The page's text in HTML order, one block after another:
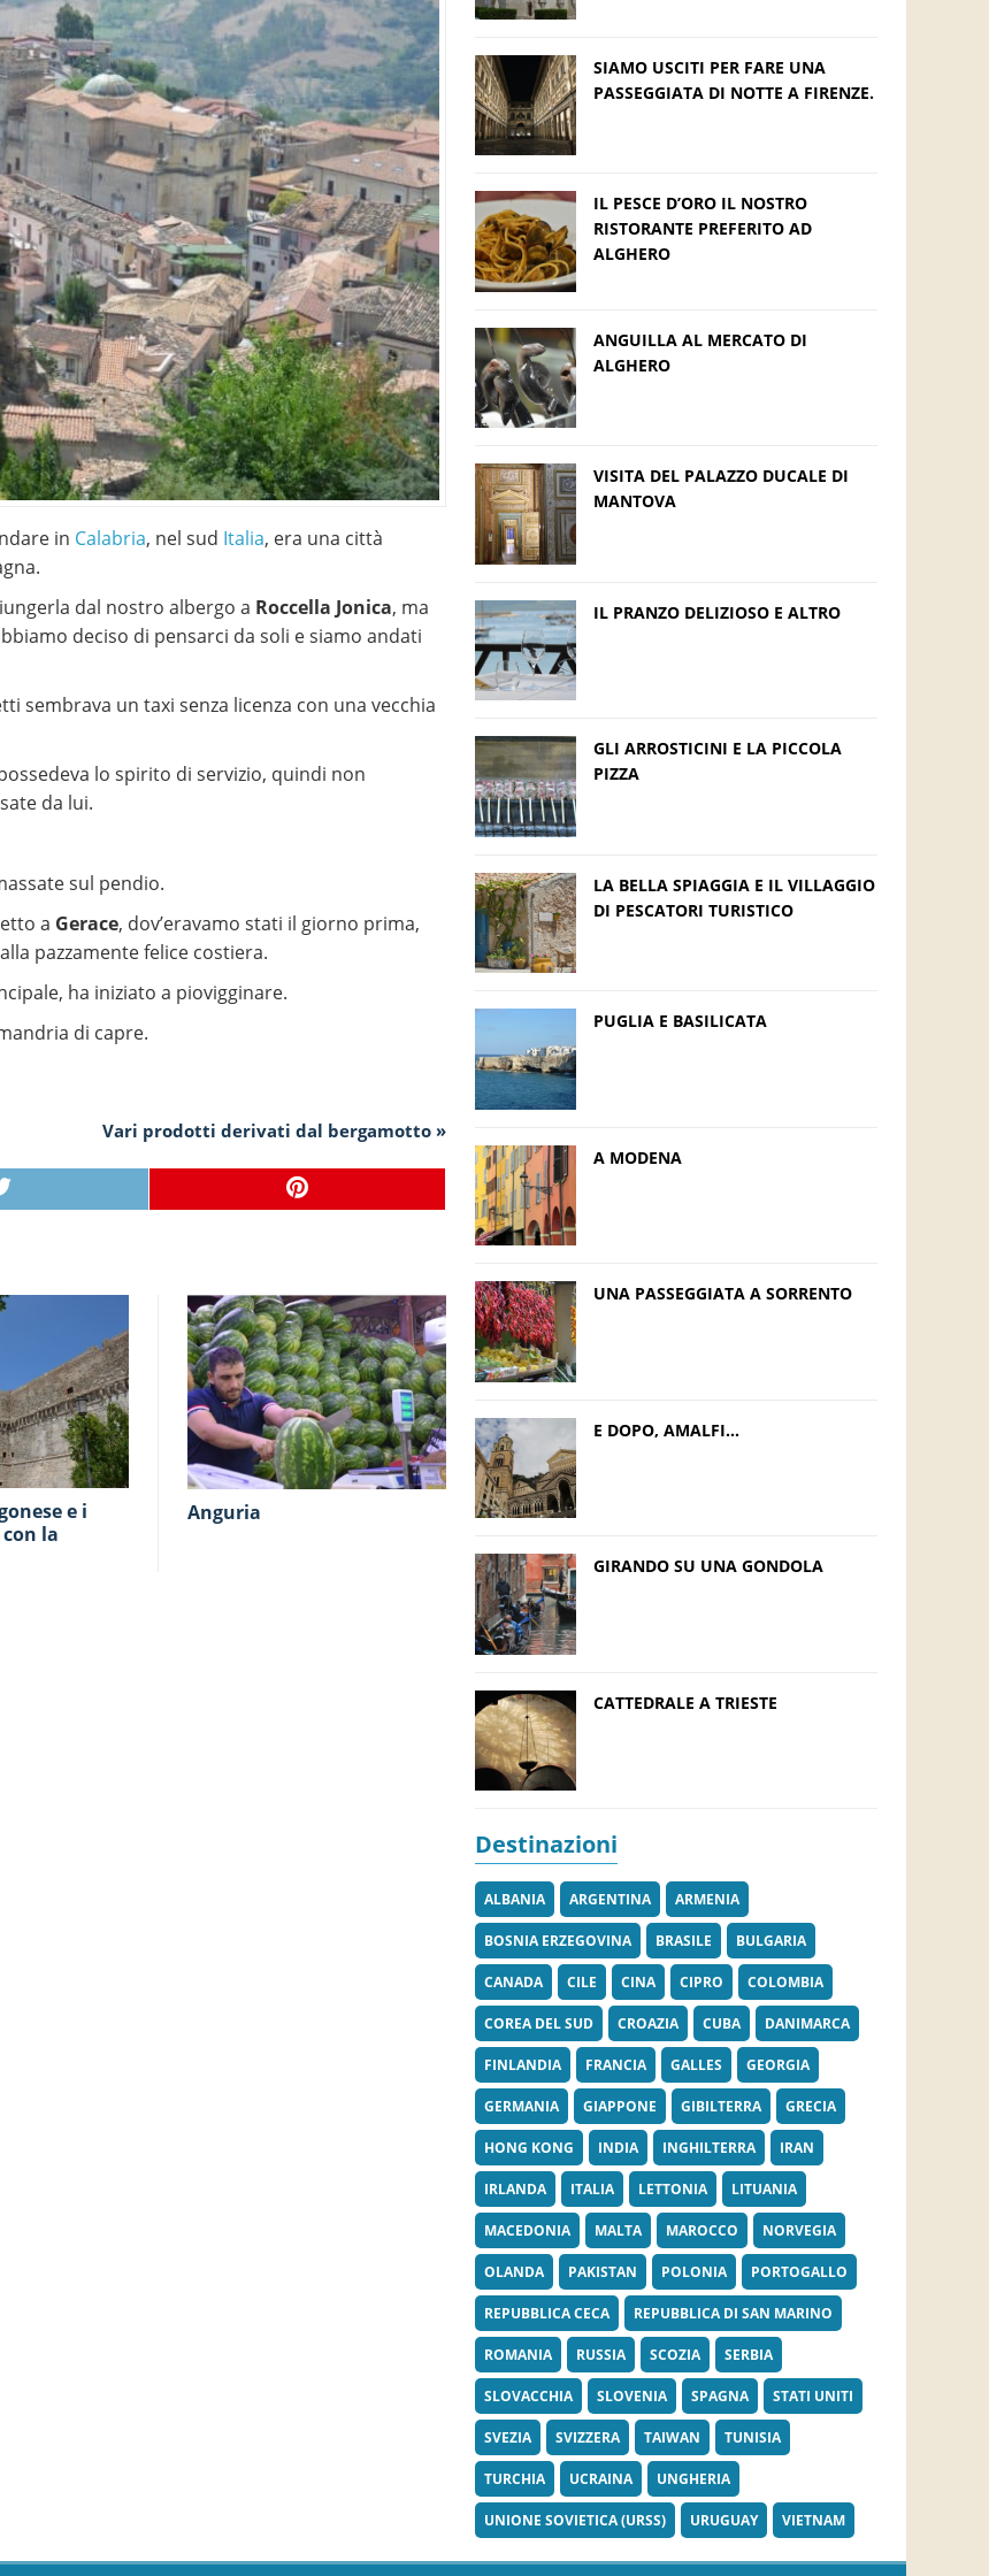
in Calabria, nel sud Italia, era una città
dal nostro albergo a Roccella Jonica, ma
deciso di pensarci da soli e siamo andati
sembrava un taxi senza licenza con una vecchia
lo spirito di servizio, quindi non
da lui.
sul pendio.
a Gerace, dov’eravamo stati il giorno prima,
pazzamente felice costiera.
ha iniziato a piovigginare.
di capre.
Vari prodotti derivati dal bergamotto »
la
Anguria
SIAMO USCITI PER FARE UNA
PASSEGGIATA DI NOTTE A FIRENZE.
IL PESCE D’ORO IL NOSTRO
RISTORANTE PREFERITO AD
ALGHERO
ANGUILLA AL MERCATO DI
ALGHERO
VISITA DEL PALAZZO DUCALE DI
MANTOVA
IL PRANZO DELIZIOSO E ALTRO
GLI ARROSTICINI E LA PICCOLA
PIZZA
LA BELLA SPIAGGIA E IL VILLAGGIO
DI PESCATORI TURISTICO
PUGLIA E BASILICATA
A MODENA
UNA PASSEGGIATA A SORRENTO
E DOPO, AMALFI…
GIRANDO SU UNA GONDOLA
CATTEDRALE A TRIESTE
Destinazioni
ALBANIA ARGENTINA ARMENIA
BOSNIA ERZEGOVINA BRASILE BULGARIA
CANADA CILE CINA CIPRO COLOMBIA
COREA DEL SUD CROAZIA CUBA DANIMARCA
FINLANDIA FRANCIA GALLES GEORGIA
GERMANIA GIAPPONE GIBILTERRA GRECIA
HONG KONG INDIA INGHILTERRA IRAN
IRLANDA ITALIA LETTONIA LITUANIA
MACEDONIA MALTA MAROCCO NORVEGIA
OLANDA PAKISTAN POLONIA PORTOGALLO
REPUBBLICA CECA REPUBBLICA DI SAN MARINO
ROMANIA RUSSIA SCOZIA SERBIA
SLOVACCHIA SLOVENIA SPAGNA STATI UNITI
SVEZIA SVIZZERA TAIWAN TUNISIA
TURCHIA UCRAINA UNGHERIA
UNIONE SOVIETICA (URSS) URUGUAY VIETNAM